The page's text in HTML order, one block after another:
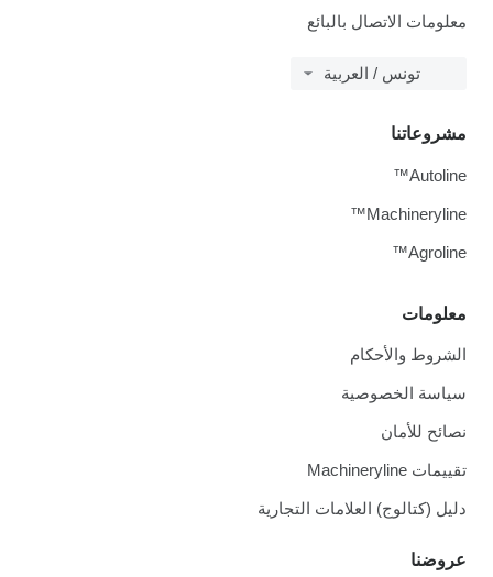
معلومات الاتصال بالبائع
تونس / العربية
معلومات
الشروط والأحكام
سياسة الخصوصية
نصائح للأمان
تقييمات Machineryline
دليل (كتالوج) العلامات التجارية
عروضنا
مشروعاتنا
Autoline™
Machineryline™
Agroline™